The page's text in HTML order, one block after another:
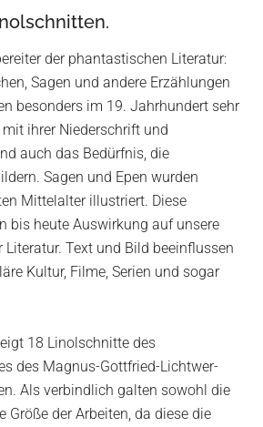
der phantastischen Literatur:
Sagen und andere Erzählungen
besonders im 19. Jahrhundert sehr
ihrer Niederschrift und
auch das Bedürfnis, die
Sagen und Epen wurden
Mittelalter illustriert. Diese
bis heute Auswirkung auf unsere
Literatur. Text und Bild beeinflussen
Kultur, Filme, Serien und sogar
18 Linolschnitte des
des Magnus-Gottfried-Lichtwer-
Als verbindlich galten sowohl die
Größe der Arbeiten, da diese die